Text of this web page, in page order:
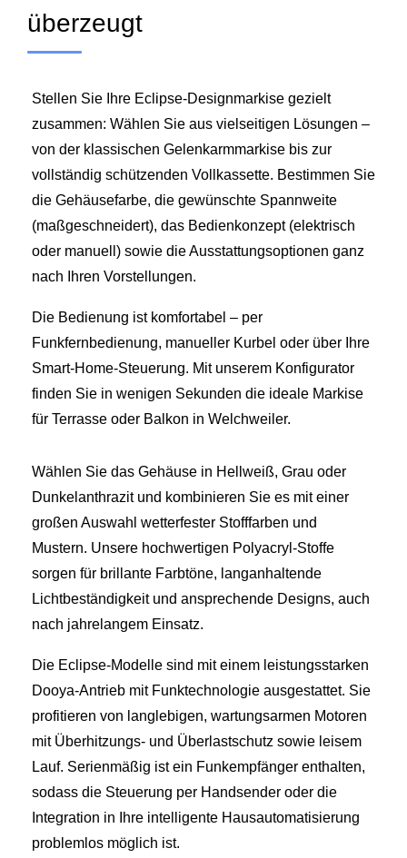
überzeugt
Stellen Sie Ihre Eclipse‑Designmarkise gezielt
zusammen: Wählen Sie aus vielseitigen Lösungen –
von der klassischen Gelenkarmmarkise bis zur
vollständig schützenden Vollkassette. Bestimmen Sie
die Gehäusefarbe, die gewünschte Spannweite
(maßgeschneidert), das Bedienkonzept (elektrisch
oder manuell) sowie die Ausstattungsoptionen ganz
nach Ihren Vorstellungen.
Die Bedienung ist komfortabel – per
Funkfernbedienung, manueller Kurbel oder über Ihre
Smart‑Home‑Steuerung. Mit unserem Konfigurator
finden Sie in wenigen Sekunden die ideale Markise
für Terrasse oder Balkon in Welchweiler.
Wählen Sie das Gehäuse in Hellweiß, Grau oder
Dunkelanthrazit und kombinieren Sie es mit einer
großen Auswahl wetterfester Stofffarben und
Mustern. Unsere hochwertigen Polyacryl‑Stoffe
sorgen für brillante Farbtöne, langanhaltende
Lichtbeständigkeit und ansprechende Designs, auch
nach jahrelangem Einsatz.
Die Eclipse‑Modelle sind mit einem leistungsstarken
Dooya‑Antrieb mit Funktechnologie ausgestattet. Sie
profitieren von langlebigen, wartungsarmen Motoren
mit Überhitzungs‑ und Überlastschutz sowie leisem
Lauf. Serienmäßig ist ein Funkempfänger enthalten,
sodass die Steuerung per Handsender oder die
Integration in Ihre intelligente Hausautomatisierung
problemlos möglich ist.